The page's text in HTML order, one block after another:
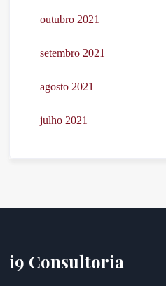
outubro 2021
setembro 2021
agosto 2021
julho 2021
i9 Consultoria